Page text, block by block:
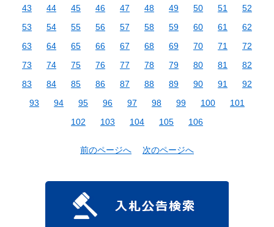
43
44 45 46 47 48 49 50 51
52
53
54 55 56 57 58 59 60 61
62
63
64 65 66 67 68 69 70 71
72
73
74 75 76 77 78 79 80 81
82
83
84 85 86 87 88 89 90 91
92
93
94 95 96 97 98 99 100
101
102
103 104 105 106
前のページへ 次のページへ